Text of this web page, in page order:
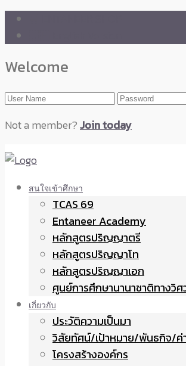
Welcome
Not a member?Join today
สนใจเข้าศึกษา
TCAS 69
Entaneer Academy
หลักสูตรปริญญาตรี
หลักสูตรปริญญาโท
หลักสูตรปริญญาเอก
ศูนย์การศึกษานานาชาติทางวิ
เกี่ยวกับ
ประวัติความเป็นมา
วิสัยทัศน์/เป้าหมาย/พันธกิจ/ค่
โครงสร้างองค์กร